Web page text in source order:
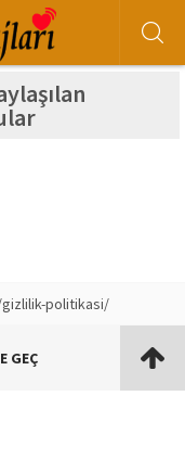
politikasi/
GEÇ